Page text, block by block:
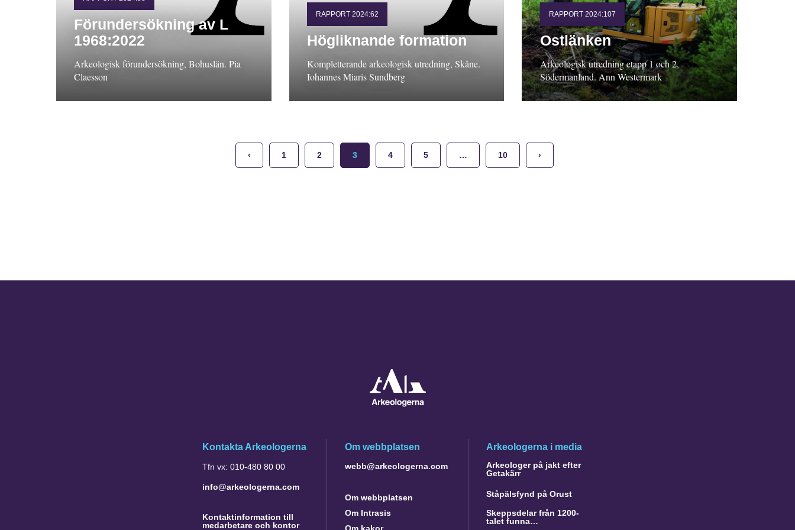
Förundersökning av L
1968:2022
Arkeologisk förundersökning, Bohuslän. Pia
Claesson
RAPPORT 2024:62
Högliknande formation
Kompletterande arkeologisk utredning, Skåne.
Iohannes Miaris Sundberg
RAPPORT 2024:107
Ostlänken
Arkeologisk utredning etapp 1 och 2,
Södermanland. Ann Westermark
‹ 1 2 3 4 5 … 10 ›
Kontakta Arkeologerna
Tfn vx: 010-480 80 00
info@arkeologerna.com
Kontaktinformation till
medarbetare och kontor
Om webbplatsen
webb@arkeologerna.com
Om webbplatsen
Om Intrasis
Arkeologerna i media
Arkeologer på jakt efter
Getakärr
Ståpälsfynd på Orust
Skeppsdelar från 1200-
talet funna…